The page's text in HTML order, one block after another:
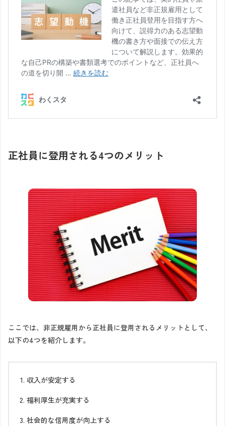
正社員に登用される4つのメリット
ここでは、非正規雇用から正社員に登用されるメリットとして、
以下の4つを紹介します。
収入が安定する
福利厚生が充実する
社会的な信用度が向上する